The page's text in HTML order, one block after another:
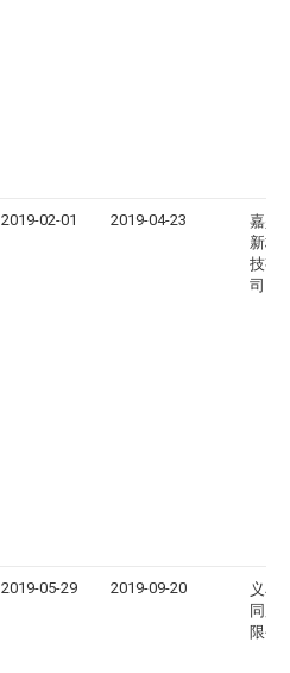
2019-02-01 2019-04-23
嘉兴
新材
技有
司
2019-05-29 2019-09-20
义乌
同服
限公